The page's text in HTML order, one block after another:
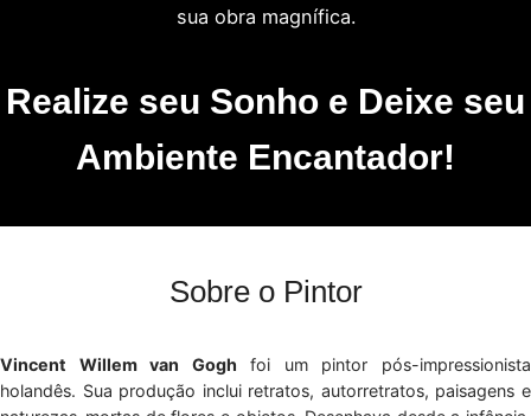
sua obra magnífica.
Realize seu Sonho e Deixe seu
Ambiente Encantador!
Sobre o Pintor
Vincent Willem van Gogh foi um pintor pós-impressionista
holandês. Sua produção inclui retratos, autorretratos, paisagens e